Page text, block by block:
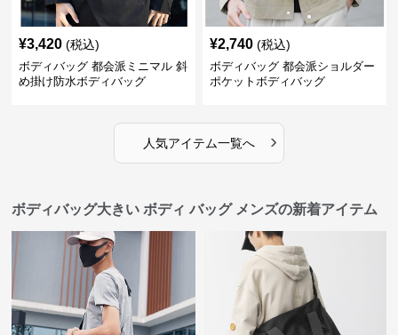
¥3,420 (税込)
ボディバッグ 都会派ミニマル 斜
め掛け防水ボディバッグ
¥2,740 (税込)
ボディバッグ 都会派ショルダー
ポケットボディバッグ
人気アイテム一覧へ ›
ボディバッグ大きい ボディ バッグ メンズの新着アイテム